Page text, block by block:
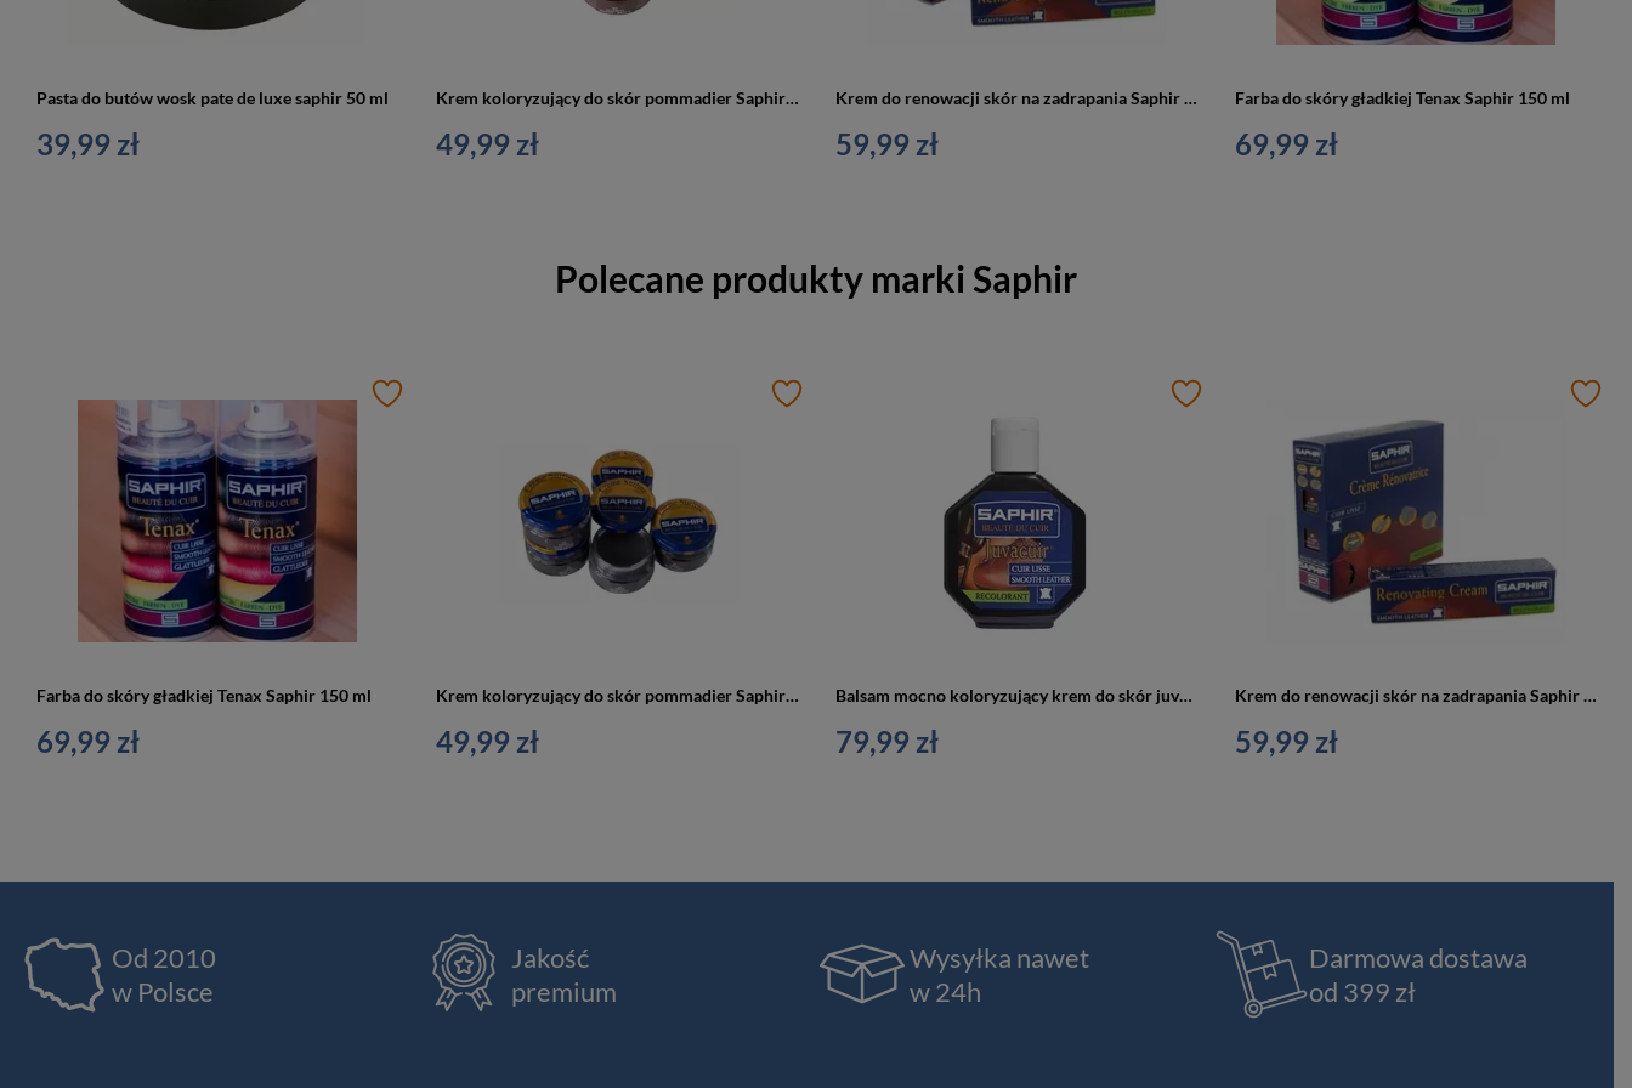
Pasta do butów wosk pate de luxe saphir 50 ml
39,99 zł
Krem koloryzujący do skór pommadier Saphir 50 ml
49,99 zł
Krem do renowacji skór na zadrapania Saphir 25 ml
59,99 zł
Farba do skóry gładkiej Tenax Saphir 150 ml
69,99 zł
Polecane produkty markiSaphir
Farba do skóry gładkiej Tenax Saphir 150 ml
69,99 zł
Krem koloryzujący do skór pommadier Saphir 50 ml
49,99 zł
Balsam mocno koloryzujący krem do skór juvacuir saphir 75ml
79,99 zł
Krem do renowacji skór na zadrapania Saphir 25 ml
59,99 zł
Od 2010
w Polsce
Jakość
premium
Wysyłka nawet
w 24h
Darmowa dostawa
od 399 zł